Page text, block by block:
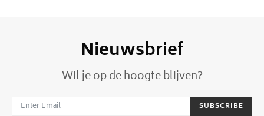
Nieuwsbrief
Wil je op de hoogte blijven?
SUBSCRIBE